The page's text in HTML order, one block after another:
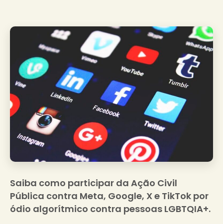
Saiba como participar da Ação Civil
Pública contra Meta, Google, X e TikTok por
ódio algorítmico contra pessoas LGBTQIA+.